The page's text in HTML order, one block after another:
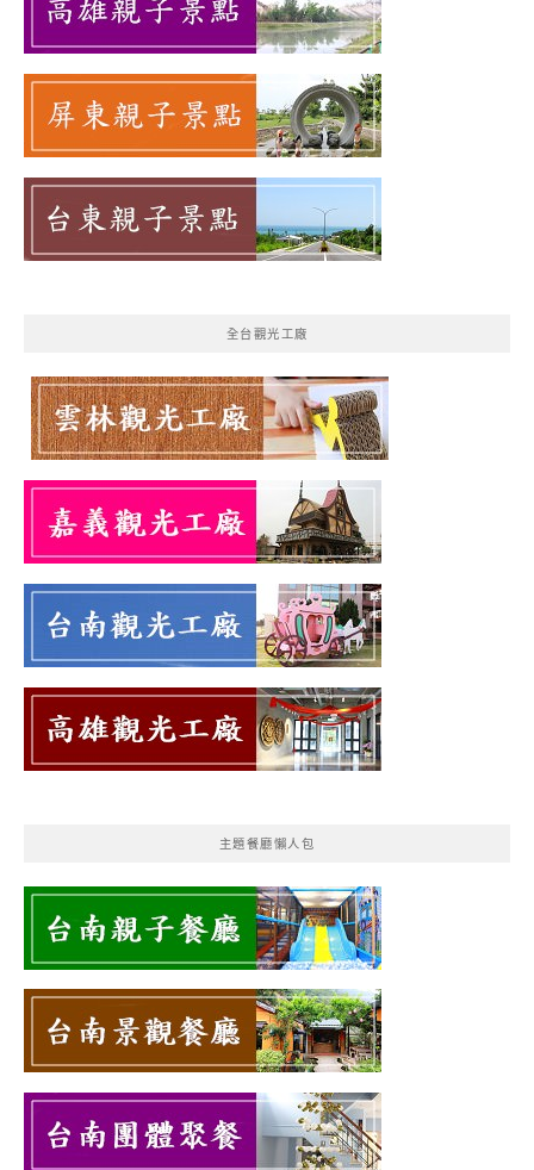
全台觀光工廠
主題餐廳懶人包